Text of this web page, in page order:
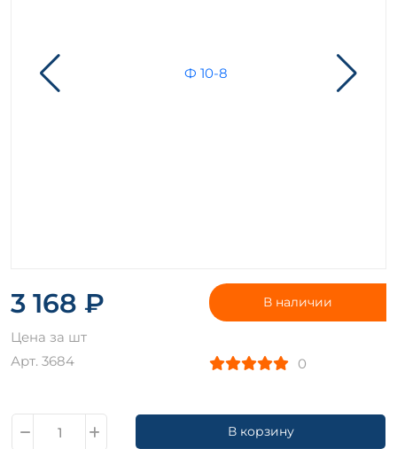
3 168 ₽
Цена за шт
Арт. 3684
В наличии
0
В корзину